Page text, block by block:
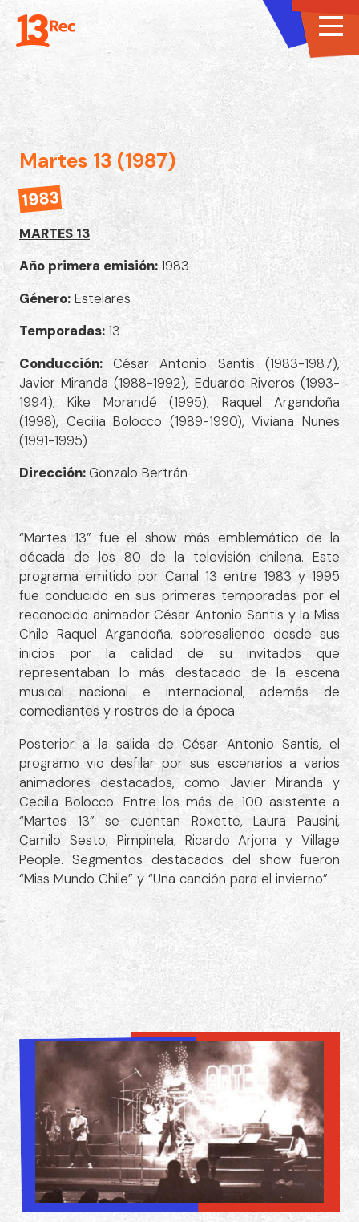
Martes 13 (1987)
1983
MARTES 13
Año primera emisión:1983
Género: Estelares
Temporadas: 13
Conducción: César Antonio Santis (1983-1987),
Javier Miranda (1988-1992), Eduardo Riveros (1993-
1994), Kike Morandé (1995), Raquel Argandoña
(1998), Cecilia Bolocco (1989-1990), Viviana Nunes
(1991-1995)
Dirección:Gonzalo Bertrán
“Martes 13” fue el show más emblemático de la
década de los 80 de la televisión chilena. Este
programa emitido por Canal 13 entre 1983 y 1995
fue conducido en sus primeras temporadas por el
reconocido animador César Antonio Santis y la Miss
Chile Raquel Argandoña, sobresaliendo desde sus
inicios por la calidad de su invitados que
representaban lo más destacado de la escena
musical nacional e internacional, además de
comediantes y rostros de la época.
Posterior a la salida de César Antonio Santis, el
programo vio desfilar por sus escenarios a varios
animadores destacados, como Javier Miranda y
Cecilia Bolocco. Entre los más de 100 asistente a
“Martes 13” se cuentan Roxette, Laura Pausini,
Camilo Sesto, Pimpinela, Ricardo Arjona y Village
People. Segmentos destacados del show fueron
“Miss Mundo Chile” y “Una canción para el invierno”.